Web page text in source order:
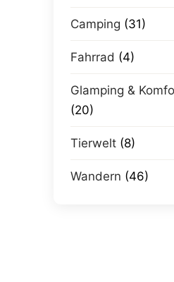
Camping (31)
Fahrrad (4)
Glamping &
(20)
Tierwelt (8)
Wandern (46)